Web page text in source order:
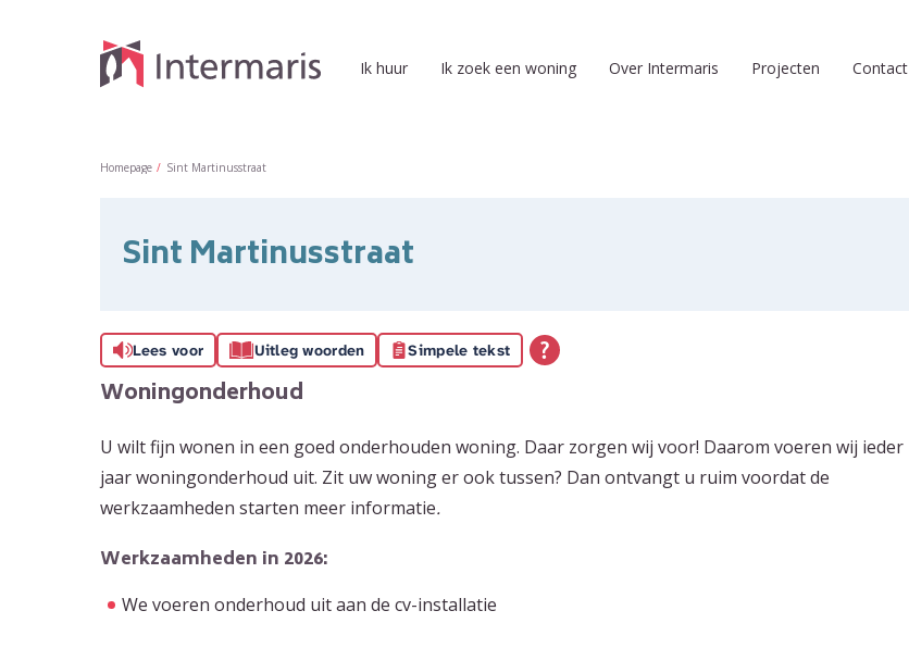
Naar hoofdinhoud
Naar hoofdnavigatiemenu
Naar zoeken
Naar de homepage
Ik huur Ik zoek een woning Over Intermaris Projecten Contact
Homepage Sint Martinusstraat
Sint Martinusstraat
Lees voor Uitleg woorden Simpele tekst
Woningonderhoud
U wilt fijn wonen in een goed onderhouden woning. Daar zorgen wij voor! Daarom voeren wij ieder
jaar woningonderhoud uit. Zit uw woning er ook tussen? Dan ontvangt u ruim voordat de
werkzaamheden starten meer informatie.
Werkzaamheden in 2026:
We voeren onderhoud uit aan de cv-installatie